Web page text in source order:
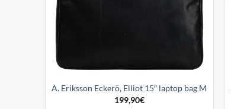
A. Eriksson Eckerö, Elliot 15″ laptop bag M
199,90€